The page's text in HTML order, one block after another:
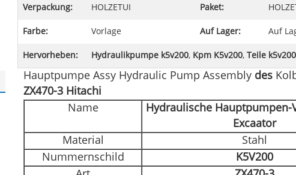
Verpackung: HOLZETUI Paket:
Farbe: Vorlage Auf Lager: Auf
Hervorheben: Hydraulikpumpe k5v200, Kpm K5v200, Teile k5v200
Hauptpumpe Assy Hydraulic Pump Assembly des
ZX470-3 Hitachi
Name
Hydraulische Hauptpumpen-
Excaator
Material
Stahl
Nummernschild
K5V200